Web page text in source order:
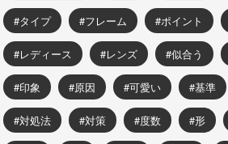
タイプ フレーム ポイント
レディース レンズ 似合う
印象 原因 可愛い 基準
対処法 対策 度数 形